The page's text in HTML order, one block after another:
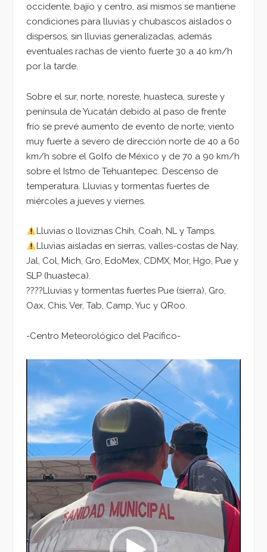
occidente, bajío y centro, así mismos se mantiene
condiciones para lluvias y chubascos aislados o
dispersos, sin lluvias generalizadas, además
eventuales rachas de viento fuerte 30 a 40 km/h
por la tarde.
Sobre el sur, norte, noreste, huasteca, sureste y
península de Yucatán debido al paso de frente
frío se prevé aumento de evento de norte; viento
muy fuerte a severo de dirección norte de 40 a 60
km/h sobre el Golfo de México y de 70 a 90 km/h
sobre el Istmo de Tehuantepec. Descenso de
temperatura. Lluvias y tormentas fuertes de
miércoles a jueves y viernes.
Lluvias o lloviznas Chih, Coah, NL y Tamps.
Lluvias aisladas en sierras, valles-costas de Nay,
Jal, Col, Mich, Gro, EdoMex, CDMX, Mor, Hgo, Pue y
SLP (huasteca).
????Lluvias y tormentas fuertes Pue (sierra), Gro,
Oax, Chis, Ver, Tab, Camp, Yuc y QRoo.
-Centro Meteorológico del Pacífico-
Reproductor
vídeo